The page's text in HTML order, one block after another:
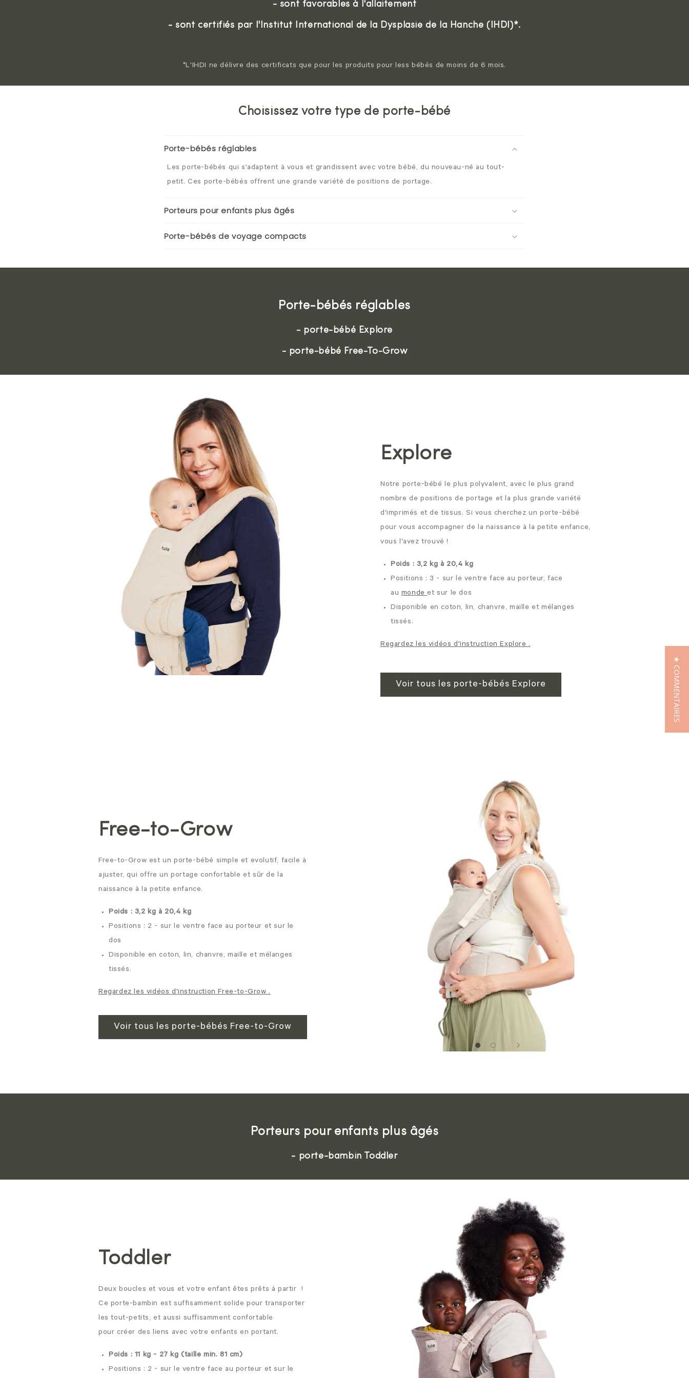
- sont favorables à l'allaitement
- sont certifiés par l'Institut International de la Dysplasie de la Hanche (IHDI)*.
*L'IHDI ne délivre des certificats que pour les produits pour less bébés de moins de 6 mois.
Choisissez votre type de porte-bébé
Porte-bébés réglables
Les porte-bébés qui s'adaptent à vous et grandissent avec votre bébé, du nouveau-né au tout-
petit. Ces porte-bébés offrent une grande variété de positions de portage.
Porteurs pour enfants plus âgés
Porte-bébés de voyage compacts
Porte-bébés réglables
- porte-bébé Explore
- porte-bébé Free-To-Grow
Explore
Notre porte-bébé le plus polyvalent, avec le plus grand
nombre de positions de portage et la plus grande variété
d'imprimés et de tissus. Si vous cherchez un porte-bébé
pour vous accompagner de la naissance à la petite enfance,
vous l'avez trouvé !
Poids : 3,2 kg à 20,4 kg
Positions : 3 - sur le ventre face au porteur, face
aumondeet sur le dos
Disponible en coton, lin, chanvre, maille et mélanges
tissés.
Regardez les vidéos d'instruction Explore .
Voir tous les porte-bébés Explore
Free-to-Grow
Free-to-Grow est un porte-bébé simple et evolutif, facile à
ajuster, qui offre un portage confortable et sûr de la
naissance à la petite enfance.
Poids : 3,2 kg à 20,4 kg
Positions : 2 - sur le ventre face au porteur et sur le
dos
Disponible en coton, lin, chanvre, maille et mélanges
tissés.
Regardez les vidéos d'instruction Free-to-Grow .
Voir tous les porte-bébés Free-to-Grow
Porteurs pour enfants plus âgés
- porte-bambin Toddler
Toddler
Deux boucles et vous et votre enfant êtes prêts à partir !
Ce porte-bambin est suffisamment solide pour transporter
les tout-petits, et aussi suffisamment confortable
pour créer des liens avec votre enfants en portant.
Poids : 11 kg - 27 kg (taille min. 81 cm)
Positions : 2 - sur le ventre face au porteur et sur le
★ COMMENTAIRES